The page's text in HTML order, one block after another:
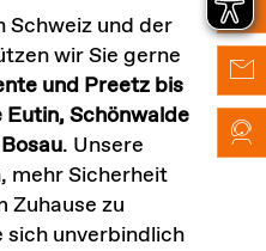
Schweiz und der
wir Sie gerne
und Preetz bis
Schönwalde
. Unsere
mehr Sicherheit
Zuhause zu
sich unverbindlich